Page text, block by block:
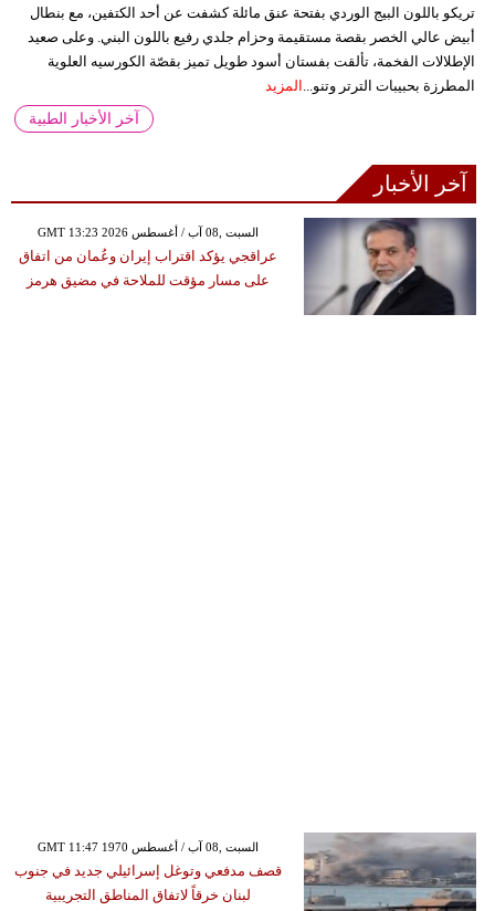
تريكو باللون البيج الوردي بفتحة عنق مائلة كشفت عن أحد الكتفين، مع بنطال
أبيض عالي الخصر بقصة مستقيمة وحزام جلدي رفيع باللون البني. وعلى صعيد
الإطلالات الفخمة، تألقت بفستان أسود طويل تميز بقصّة الكورسيه العلوية
المطرزة بحبيبات الترتر وتنو... المزيد
آخر الأخبار الطبية
آخر الأخبار
GMT 13:23 2026 السبت ,08 آب / أغسطس
عراقجي يؤكد اقتراب إيران وعُمان من اتفاق
على مسار مؤقت للملاحة في مضيق هرمز
GMT 11:47 1970 السبت ,08 آب / أغسطس
قصف مدفعي وتوغل إسرائيلي جديد في جنوب
لبنان خرقاً لاتفاق المناطق التجريبية